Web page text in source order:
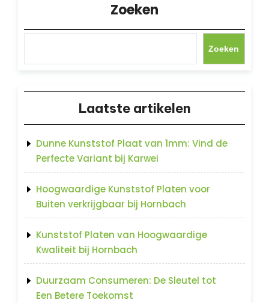
Zoeken
Zoeken
Laatste artikelen
Dunne Kunststof Plaat van 1mm: Vind de
Perfecte Variant bij Karwei
Hoogwaardige Kunststof Platen voor
Buiten verkrijgbaar bij Hornbach
Kunststof Platen van Hoogwaardige
Kwaliteit bij Hornbach
Duurzaam Consumeren: De Sleutel tot
Een Betere Toekomst